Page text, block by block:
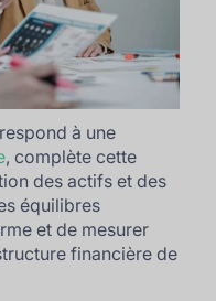
à une
, complète cette
des actifs et des
équilibres
et de mesurer
financière de